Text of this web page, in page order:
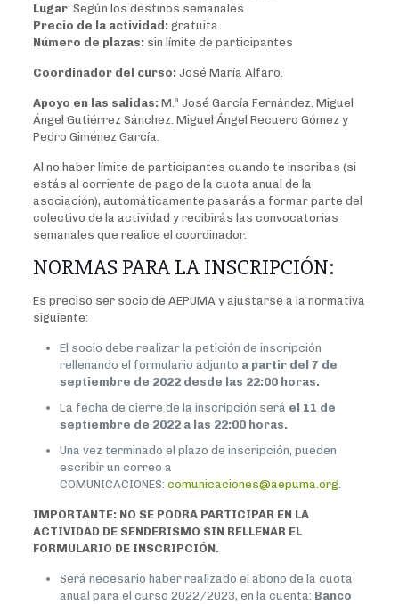
Lugar: Según los destinos semanales
Precio de la actividad:gratuita
Número de plazas:sin límite de participantes
Coordinador del curso: José María Alfaro.
Apoyo en las salidas: M.ª José García Fernández. Miguel
Ángel Gutiérrez Sánchez. Miguel Ángel Recuero Gómez y
Pedro Giménez García.
Al no haber límite de participantes cuando te inscribas (si
estás al corriente de pago de la cuota anual de la
asociación), automáticamente pasarás a formar parte del
colectivo de la actividad y recibirás las convocatorias
semanales que realice el coordinador.
NORMAS PARA LA INSCRIPCIÓN:
Es preciso ser socio de AEPUMA y ajustarse a la normativa
siguiente:
El socio debe realizar la petición de inscripción
rellenando el formulario adjunto a partir del 7 de
septiembre de 2022 desde las 22:00 horas.
La fecha de cierre de la inscripción será el 11 de
septiembre de 2022 a las 22:00 horas.
Una vez terminado el plazo de inscripción, pueden
escribir un correo a
COMUNICACIONES: comunicaciones@aepuma.org
IMPORTANTE: NO SE PODRA PARTICIPAR EN LA
ACTIVIDAD DE SENDERISMO SIN RELLENAR EL
FORMULARIO DE INSCRIPCIÓN.
Será necesario haber realizado el abono de la cuota
anual para el curso 2022/2023, en la cuenta: Banco